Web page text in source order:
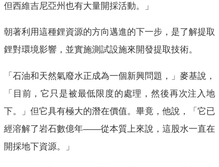
但西維吉尼亞州也有大量開採活動。」
朝著利用這種鋰資源的方向邁進的下一步，是了解提取
鋰對環境影響，並實施測試設施來開發提取技術。
「石油和天然氣廢水正成為一個新興問題，」麥基說，
「目前，它只是被最低限度的處理，然後再次注入地
下。」但它具有極大的潛在價值。畢竟，他說，「它已
經溶解了岩石數億年——從本質上來說，這股水一直在
開採地下資源。」